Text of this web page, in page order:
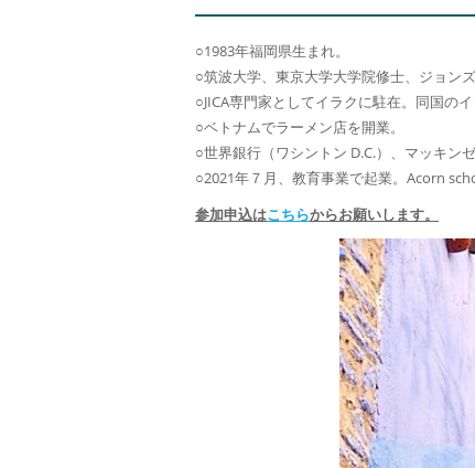
○1983年福岡県生まれ。
○筑波大学、東京大学大学院修⼠、ジョン
○JICA専門家としてイラクに駐在。同国のイ
○ベトナムでラーメン店を開業。
○世界銀行（ワシントン D.C.）、マッキン
○2021年７月、教育事業で起業。Acorn
参加申込はこちらからお願いします。